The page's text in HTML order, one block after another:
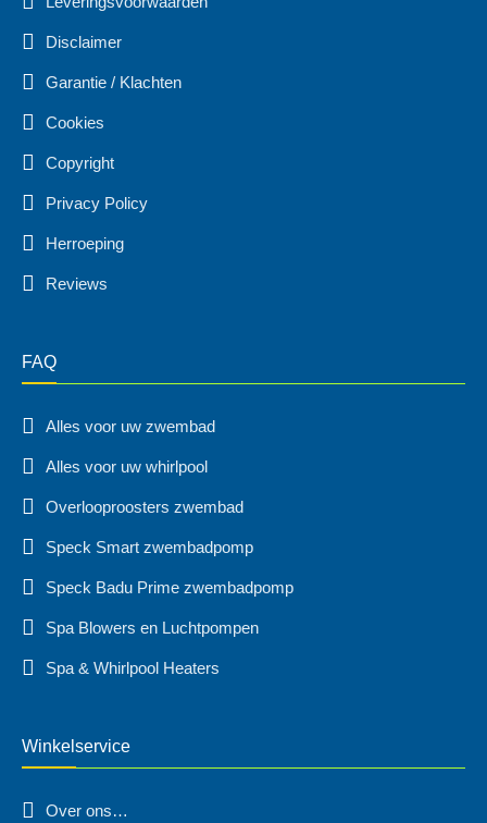
Disclaimer
Garantie / Klachten
Cookies
Copyright
Privacy Policy
Herroeping
Reviews
FAQ
Alles voor uw zwembad
Alles voor uw whirlpool
Overlooproosters zwembad
Speck Smart zwembadpomp
Speck Badu Prime zwembadpomp
Spa Blowers en Luchtpompen
Spa & Whirlpool Heaters
Winkelservice
Over ons…